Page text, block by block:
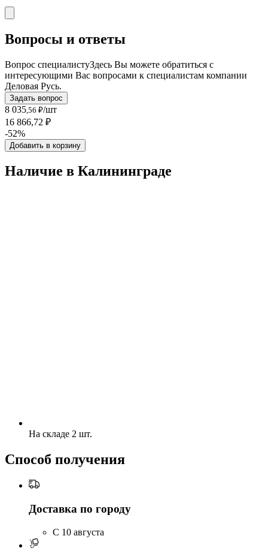
Вопросы и ответы
Вопрос специалистуЗдесь Вы можете обратиться с
интересующими Вас вопросами к специалистам компании
Деловая Русь.
Задать вопрос
8 035 ,56 ₽/шт
16 866,72 ₽
-52%
Добавить в корзину
Наличие в Калининградe
На складе 2 шт.
Способ получения
Доставка по городу
C 10 августа